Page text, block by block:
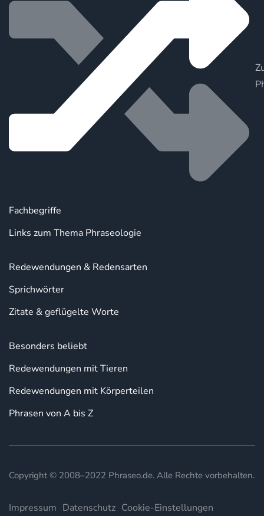
Fachbegriffe
Links zum Thema Phraseologie
Redewendungen & Redensarten
Sprichwörter
Zitate & geflügelte Worte
Besonders beliebt
Redewendungen mit Tieren
Redewendungen mit Körperteilen
Phrasen von A bis Z
Copyright © 2008–2022 Phraseo.de. Alle Rechte vorbehalten.
Impressum Datenschutz Cookie-Einstellungen